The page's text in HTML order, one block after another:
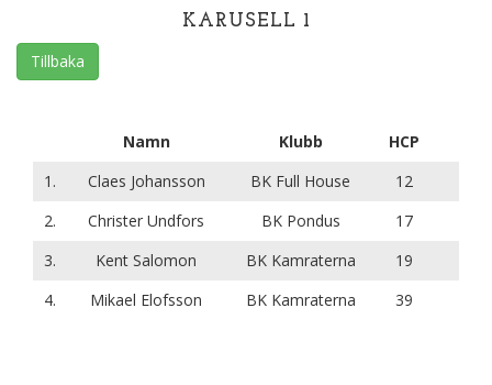
KARUSELL 1
Tillbaka
Namn Klubb
HCP
1.
Claes Johansson BK Full House
12
2.
Christer Undfors BK Pondus
17
3.
Kent Salomon BK Kamraterna
19
4.
Mikael Elofsson BK Kamraterna 39